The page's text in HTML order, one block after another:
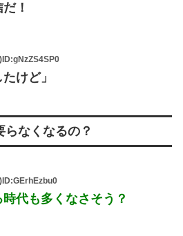
！
ID:gNzZS4SP0
けど」
らなくなるの？
ID:GErhEzbu0
代も多くなさそう？